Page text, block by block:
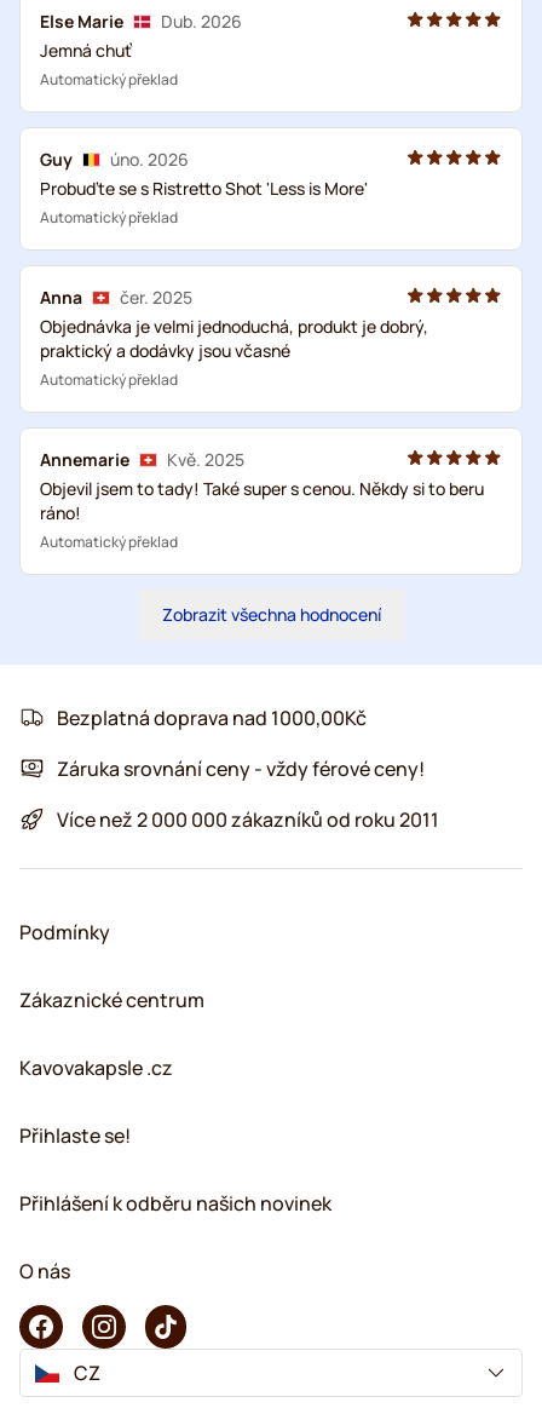
Else Marie
Dub. 2026
Jemná chuť
Automatický překlad
Guy
úno. 2026
Probuďte se s Ristretto Shot 'Less is More'
Automatický překlad
Anna
čer. 2025
Objednávka je velmi jednoduchá, produkt je dobrý,
praktický a dodávky jsou včasné
Automatický překlad
Annemarie
Kvě. 2025
Objevil jsem to tady! Také super s cenou. Někdy si to beru
ráno!
Automatický překlad
Zobrazit všechna hodnocení
Bezplatná doprava nad 1000,00Kč
Záruka srovnání ceny - vždy férové ceny!
Více než 2 000 000 zákazníků od roku 2011
Podmínky
Zákaznické centrum
Kavovakapsle .cz
Přihlaste se!
Přihlášení k odběru našich novinek
O nás
CZ